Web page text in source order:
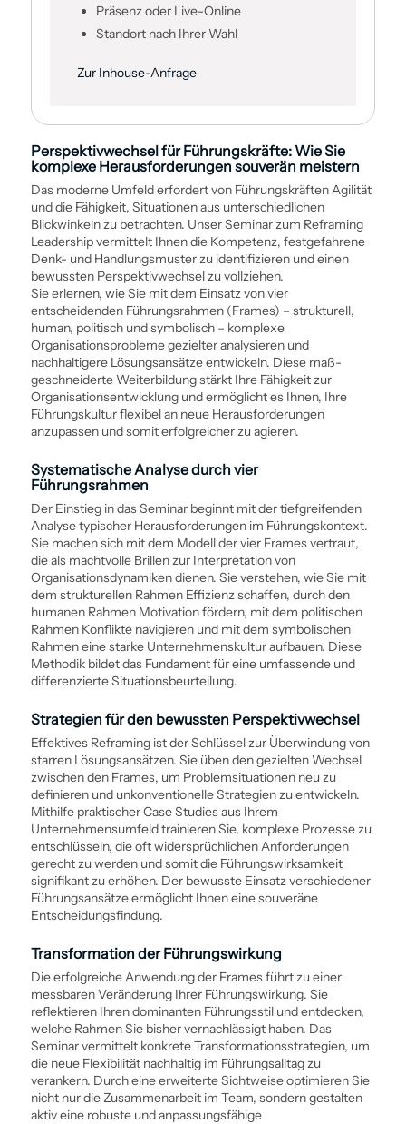
Perspektivwechsel für Führungskräfte: Wie Sie
komplexe Herausforderungen souverän meistern
Das moderne Umfeld erfordert von Führungskräften Agilität
und die Fähigkeit, Situationen aus unterschiedlichen
Blickwinkeln zu betrachten. Unser Seminar zum Reframing
Leadership vermittelt Ihnen die Kompetenz, festgefahrene
Denk- und Handlungsmuster zu identifizieren und einen
bewussten Perspektivwechsel zu vollziehen.
Sie erlernen, wie Sie mit dem Einsatz von vier
entscheidenden Führungsrahmen (Frames) – strukturell,
human, politisch und symbolisch – komplexe
Organisationsprobleme gezielter analysieren und
nachhaltigere Lösungsansätze entwickeln. Diese maß­
geschneiderte Weiter­bildung stärkt Ihre Fähigkeit zur
Organisations­entwicklung und ermöglicht es Ihnen, Ihre
Führungskultur flexibel an neue Herausforderungen
anzupassen und somit erfolgreicher zu agieren.
Systematische Analyse durch vier
Führungsrahmen
Der Einstieg in das Seminar beginnt mit der tiefgreifenden
Analyse typischer Herausforderungen im Führungskontext.
Sie machen sich mit dem Modell der vier Frames vertraut,
die als machtvolle Brillen zur Interpretation von
Organisationsdynamiken dienen. Sie verstehen, wie Sie mit
dem strukturellen Rahmen Effizienz schaffen, durch den
humanen Rahmen Motivation fördern, mit dem politischen
Rahmen Konflikte navigieren und mit dem symbolischen
Rahmen eine starke Unternehmenskultur aufbauen. Diese
Methodik bildet das Fundament für eine umfassende und
differenzierte Situationsbeurteilung.
Strategien für den bewussten Perspektivwechsel
Effektives Reframing ist der Schlüssel zur Überwindung von
starren Lösungsansätzen. Sie üben den gezielten Wechsel
zwischen den Frames, um Problemsituationen neu zu
definieren und unkonventionelle Strategien zu entwickeln.
Mithilfe praktischer Case Studies aus Ihrem
Unternehmensumfeld trainieren Sie, komplexe Prozesse zu
entschlüsseln, die oft widersprüchlichen Anforderungen
gerecht zu werden und somit die Führungswirksamkeit
signifikant zu erhöhen. Der bewusste Einsatz verschiedener
Führungsansätze ermöglicht Ihnen eine souveräne
Entscheidungsfindung.
Transformation der Führungswirkung
Die erfolgreiche Anwendung der Frames führt zu einer
messbaren Veränderung Ihrer Führungswirkung. Sie
reflektieren Ihren dominanten Führungsstil und entdecken,
welche Rahmen Sie bisher vernachlässigt haben. Das
Seminar vermittelt konkrete Transformations­strategien, um
die neue Flexibilität nachhaltig im Führungsalltag zu
verankern. Durch eine erweiterte Sicht­weise optimieren Sie
nicht nur die Zusammenarbeit im Team, sondern gestalten
aktiv eine robuste und anpassungsfähige
Präsenz oder Live-Online
Standort nach Ihrer Wahl
Zur Inhouse-Anfrage